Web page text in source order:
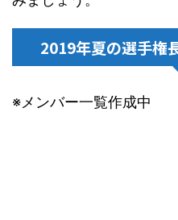
2019年夏の選手権
※メンバー一覧作成中